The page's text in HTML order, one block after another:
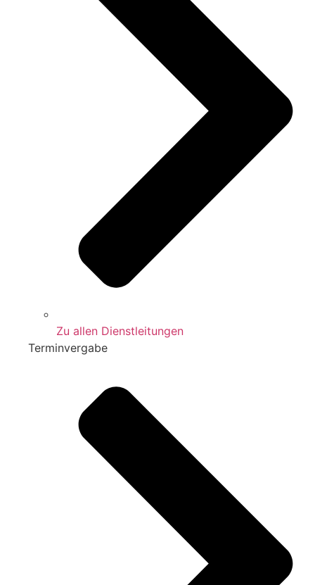
Zu allen Dienstleitungen
Terminvergabe